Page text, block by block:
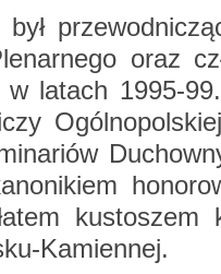
oraz
w la­tach 1995-
ku­sto­szem
Ka­mien­nej.